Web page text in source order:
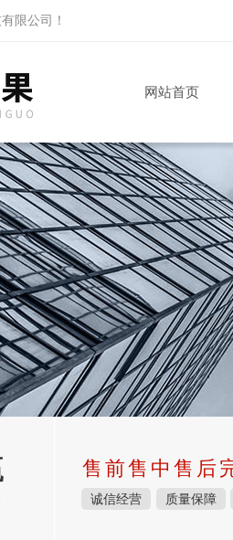
限公司 ！
网站首页
售前售中售后
诚信经营 质量保障